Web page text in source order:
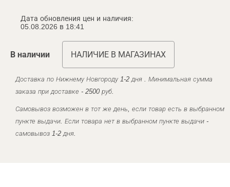
Дата обновления цен и наличия:
05.08.2026 в 18:41
В наличии НАЛИЧИЕ В МАГАЗИНАХ
Доставка по Нижнему Новгороду 1-2 дня . Минимальная сумма
заказа при доставке - 2500 руб.
Самовывоз возможен в тот же день, если товар есть в выбранном
пункте выдачи. Если товара нет в выбранном пункте выдачи -
самовывоз 1-2 дня.